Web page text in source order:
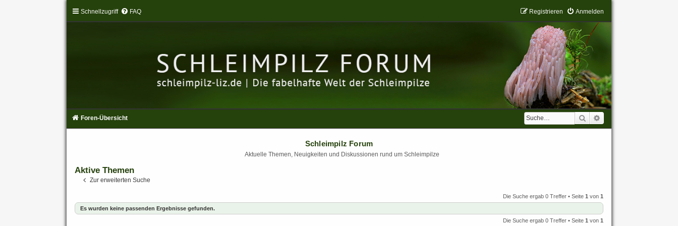
Schnellzugriff FAQ Anmelden
Registrieren
Suche
Foren-Übersicht
Schleimpilz Forum
Aktuelle Themen, Neuigkeiten und Diskussionen rund um Schleimpilze
Aktive Themen
Zur erweiterten Suche
Die Suche ergab 0 Treffer • Seite1 von1
Es wurden keine passenden Ergebnisse gefunden.
Die Suche ergab 0 Treffer • Seite1 von1